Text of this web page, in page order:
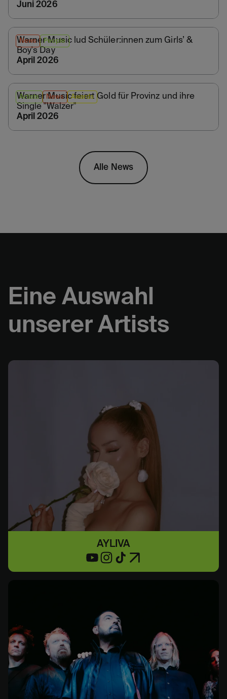
Juni 2026
News People
Warner Music lud Schüler:innen zum Girls’ &
Boy's Day
April 2026
Artists News Awards
Warner Music feiert Gold für Provinz und ihre
Single "Walzer"
April 2026
Alle News
Eine Auswahl
unserer Artists
AYLIVA